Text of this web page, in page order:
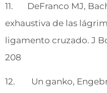
11. DeFranco MJ,
exhaustiva de las
ligamento cruzado. J
208
12. Un ganko,